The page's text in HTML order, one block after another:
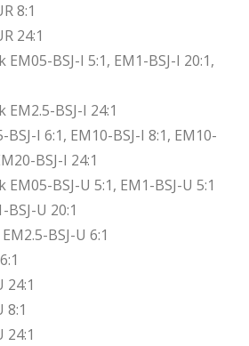
8:1
24:1
BSJ-I 5:1, EM1-BSJ-I 20:1,
BSJ-I 24:1
I 6:1, EM10-BSJ-I 8:1, EM10-
BSJ-I 24:1
BSJ-U 5:1, EM1-BSJ-U 5:1
U 20:1
BSJ-U 6:1
24:1
8:1
24:1